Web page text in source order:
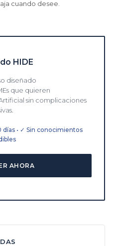
cuando desee.
HIDE
diseñado
que quieren
sin complicaciones
• ✓ Sin conocimientos
AHORA